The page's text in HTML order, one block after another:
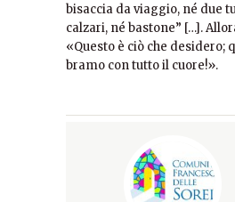
bisaccia da viaggio, né due
calzari, né bastone” […].
«Questo è ciò che desidero;
bramo con tutto il cuore!».